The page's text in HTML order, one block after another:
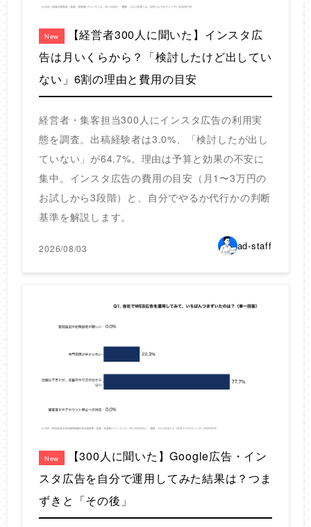
New
【経営者300人に聞いた】インスタ広
告は月いくらから？「検討したけど出してい
ない」6割の理由と費用の目安
経営者・集客担当300人にインスタ広告の利用実
態を調査。出稿経験者は3.0%、「検討したが出し
ていない」が64.7%。理由は予算と効果の不安に
集中。インスタ広告の費用の目安（月1〜3万円の
お試しから3段階）と、自分でやるか代行かの判断
基準を解説します。
2026/08/03 ad-staff
New
【300人に聞いた】Google広告・イン
スタ広告を自分で運用してみた結果は？つま
ずきと「その後」